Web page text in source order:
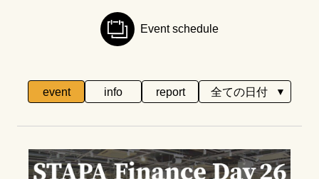
Event schedule
event info report